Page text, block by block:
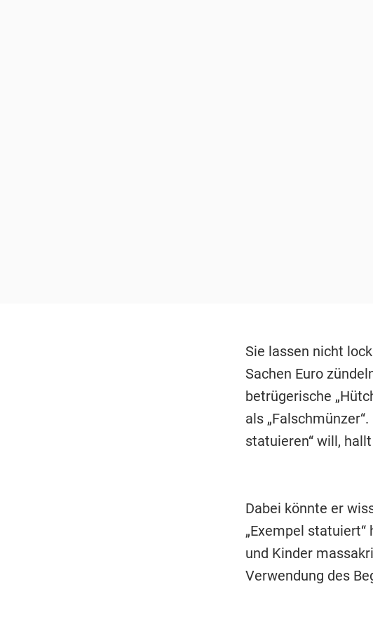
Sie lassen nicht
Sachen Euro
betrügerische
als
statuieren“ will,
Dabei könnte er
„Exempel statuiert“
und Kinder
Verwendung des